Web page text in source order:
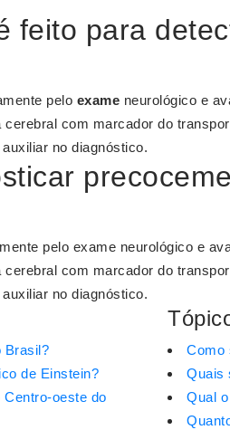
feito para
pelo exame neurológico e
cerebral com marcador do
no diagnóstico.
pelo exame neurológico e
com marcador do
no diagnóstico.
Brasil?
de Einstein?
oeste do
Como
Quais
Qual